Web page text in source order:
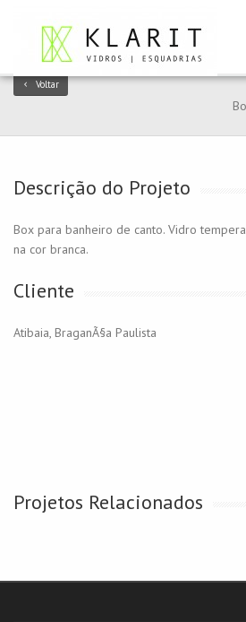
Voltar
Descrição do Projeto
Box para banheiro de canto. Vidro
na cor branca.
Cliente
Atibaia, BraganÃ§a Paulista
Projetos Relacionados